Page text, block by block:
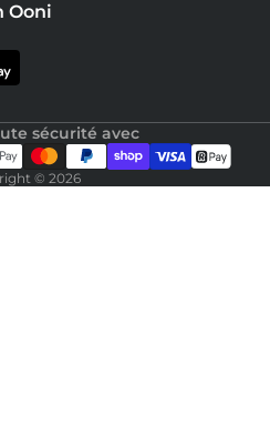
Ooni
sécurité avec
© 2026